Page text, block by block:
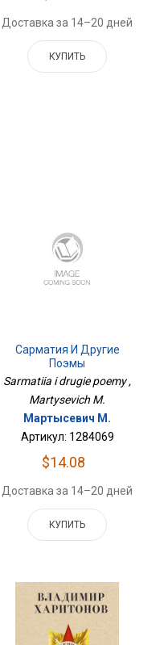
Доставка за 14–20 дней
КУПИТЬ
Сарматия И Другие
Поэмы
Sarmatiia i drugie poemy ,
Martysevich M.
Мартысевич М.
Артикул: 1284069
$14.08
Доставка за 14–20 дней
КУПИТЬ